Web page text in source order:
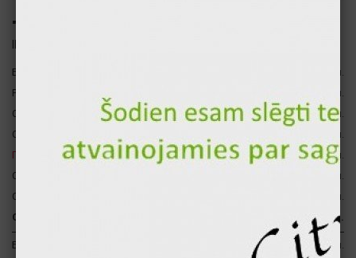
"Орландо" горячие суши (8шт.)
Бекон
319 ккал.
Рис
140 ккал.
Сыр "Филадельфия"
30 гр
74 ккал.
Сладкий перец
58 ккал.
Пармезан
10 гр
43 ккал.
Свежий авокадо
42 ккал.
Свежий огурец
3 ккал.
Сумма за 1 шт.
680 ккал.
Белки 33 гр
130 ккал.